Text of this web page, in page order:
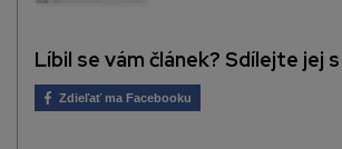
Líbil se vám článek? Sdílejte jej
Zdieľať ma Facebooku